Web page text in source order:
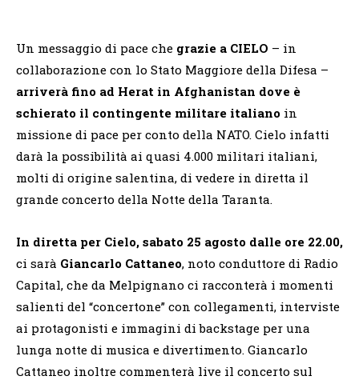
Un messaggio di pace che grazie a CIELO – in
collaborazione con lo Stato Maggiore della Difesa –
arriverà fino ad Herat in Afghanistan dove è
schierato il contingente militare italiano in
missione di pace per conto della NATO. Cielo infatti
darà la possibilità ai quasi 4.000 militari italiani,
molti di origine salentina, di vedere in diretta il
grande concerto della Notte della Taranta.
In diretta per Cielo, sabato 25 agosto dalle ore 22.00,
ci sarà Giancarlo Cattaneo, noto conduttore di Radio
Capital, che da Melpignano ci racconterà i momenti
salienti del “concertone” con collegamenti, interviste
ai protagonisti e immagini di backstage per una
lunga notte di musica e divertimento. Giancarlo
Cattaneo inoltre commenterà live il concerto sul